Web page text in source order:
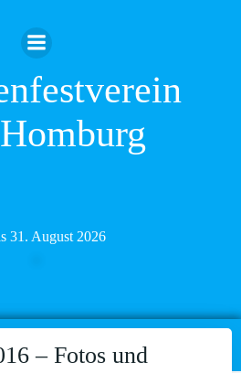
Inhalt
springen
31. August 2026
– Fotos und